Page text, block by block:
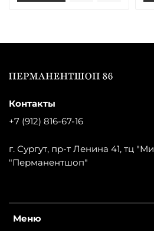
Меню
Контакты
+7 (912) 816-67-16
г. Сургут, пр-т Ленина 41, тц
"Перманентшоп"